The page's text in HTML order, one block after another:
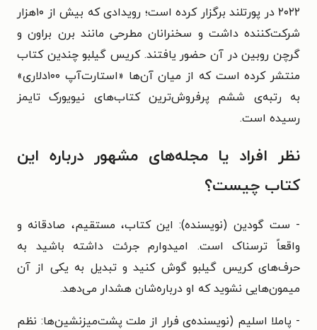
۲۰۲۲ در پورتلند برگزار کرده است؛ رویدادی که بیش از ۱۰هزار
شرکت‌کننده داشت و سخنرانان مطرحی مانند برن براون و
گرچن روبین در آن حضور یافتند. کریس گیلبو چندین کتاب
منتشر کرده است که از میان آن‌ها «استارت‌آپ ۱۰۰دلاری»
به رتبه‌ی ششم پرفروش‌ترین کتاب‌های نیویورک تایمز
رسیده است.
نظر افراد یا مجله‌های مشهور درباره این
کتاب چیست؟
- ست گودین (نویسنده): این کتاب، مستقیم، صادقانه و
واقعاً ترسناک است. امیدوارم جرئت داشته باشید به
حرف‌های کریس گیلبو گوش کنید و تبدیل به یکی از آن
میمون‌هایی نشوید که او درباره‌شان هشدار می‌دهد.
- پاملا اسلیم (نویسنده‌ی فرار از ملت پشت‌میزنشین‌ها: نظم